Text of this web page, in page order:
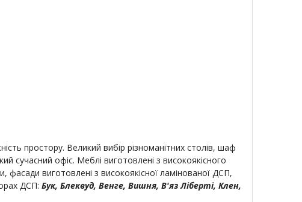
простору. Великий вибір різноманітних столів, шаф
офіс. Меблі виготовлені з високоякісного
виготовлені з високоякісної ламінованої ДСП,
ДСП: Бук, Блеквуд, Венге, Вишня, В'яз Ліберті, Клен,